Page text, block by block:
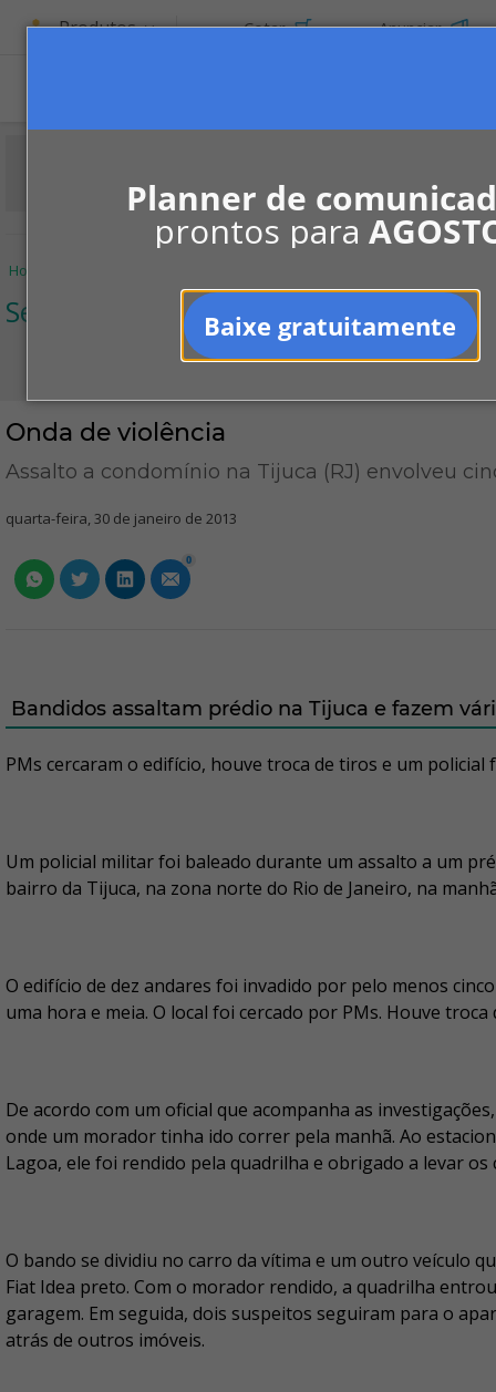
Planner de
prontos para
Baixe gratuitamente
Produtos Cotar Anunciar
Home
Segurança
Onda de violência
Assalto a condomínio na Tijuca (RJ) envolveu
quarta-feira, 30 de janeiro de 2013
0
Bandidos assaltam prédio na Tijuca e fazem
PMs cercaram o edifício, houve troca de tiros e um
Um policial militar foi baleado durante um assalto a um
bairro da Tijuca, na zona norte do Rio de Janeiro, na
O edifício de dez andares foi invadido por pelo menos
uma hora e meia. O local foi cercado por PMs. Houve
De acordo com um oficial que acompanha as
onde um morador tinha ido correr pela manhã. Ao
Lagoa, ele foi rendido pela quadrilha e obrigado a levar
O bando se dividiu no carro da vítima e um outro veículo
Fiat Idea preto. Com o morador rendido, a quadrilha
garagem. Em seguida, dois suspeitos seguiram para o
atrás de outros imóveis.